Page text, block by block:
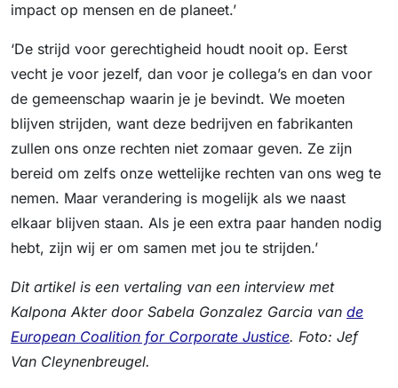
impact op mensen en de planeet.’
‘De strijd voor gerechtigheid houdt nooit op. Eerst
vecht je voor jezelf, dan voor je collega’s en dan voor
de gemeenschap waarin je je bevindt. We moeten
blijven strijden, want deze bedrijven en fabrikanten
zullen ons onze rechten niet zomaar geven. Ze zijn
bereid om zelfs onze wettelijke rechten van ons weg te
nemen. Maar verandering is mogelijk als we naast
elkaar blijven staan. Als je een extra paar handen nodig
hebt, zijn wij er om samen met jou te strijden.’
Dit artikel is een vertaling van een interview met
Kalpona Akter door Sabela Gonzalez Garcia van de
European Coalition for Corporate Justice. Foto: Jef
Van Cleynenbreugel.